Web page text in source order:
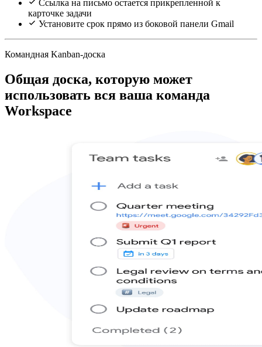
Ссылка на письмо остается прикрепленной к
карточке задачи
Установите срок прямо из боковой панели Gmail
Командная Kanban-доска
Общая доска, которую может
использовать вся ваша команда
Workspace